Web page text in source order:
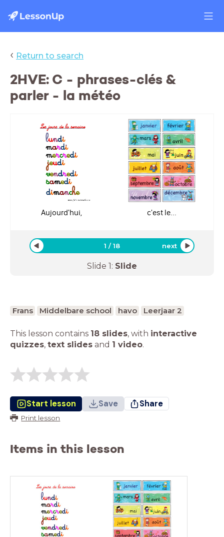
‹ Return to search
2HVE: C - phrases-clés &
parler - la météo
Aujourd'hui, c'est le...
1 /18 next
Slide 1: Slide
Frans Middelbare school havo Leerjaar 2
This lesson contains 18 slides, with interactive
quizzes, text slides and 1 video.
Start lesson Save Share
Print lesson
Items in this lesson